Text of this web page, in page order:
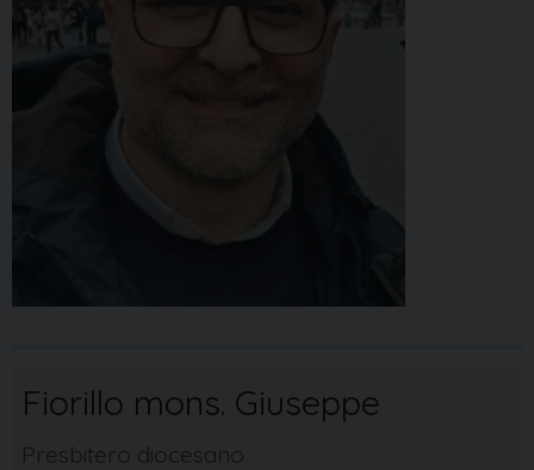
Fiorillo mons. Giuseppe
Presbitero diocesano